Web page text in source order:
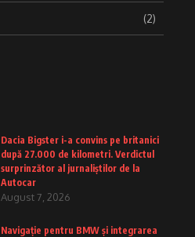
(2)
Dacia Bigster i-a convins pe britanici
după 27.000 de kilometri. Verdictul
surprinzător al jurnaliștilor de la
Autocar
August 7, 2026
Navigație pentru BMW și integrarea